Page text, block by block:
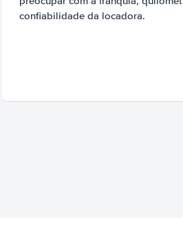
confiabilidade da locadora.